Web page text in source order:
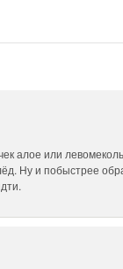
алое или
Ну и побыстрее